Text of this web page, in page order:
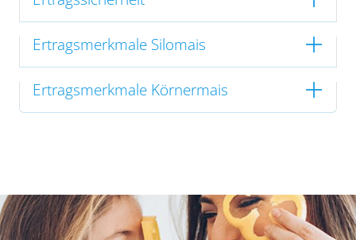
Ertragsmerkmale Silomais
Ertragsmerkmale Körnermais